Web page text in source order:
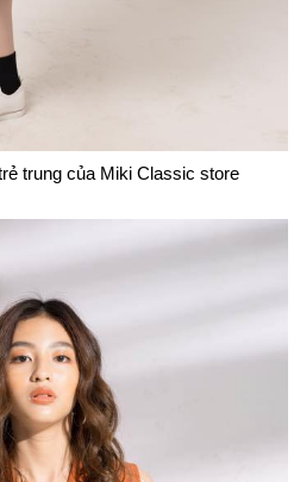
trung của Miki Classic store